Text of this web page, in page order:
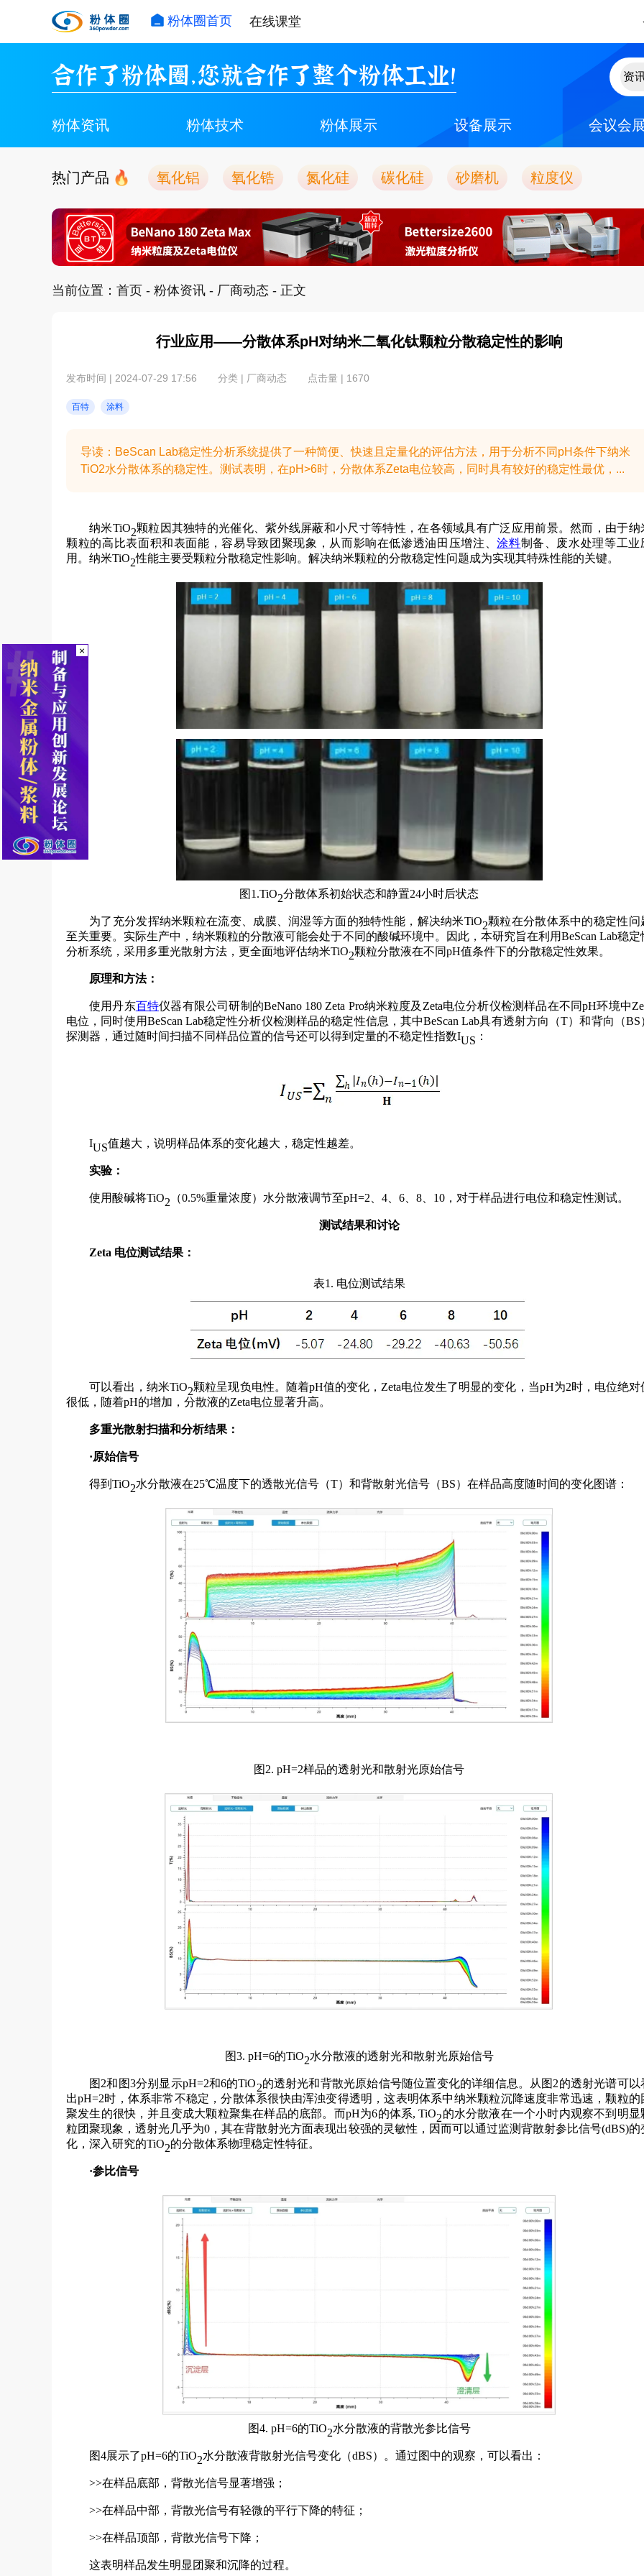
粉体圈首页 在线课堂
合作了粉体圈，您就合作了整个粉体工业！
粉体资讯 粉体技术 粉体展示 设备展示 会议会
热门产品 氧化铝 氧化锆 氮化硅 碳化硅 砂磨机 粒度仪
当前位置： 首页 - 粉体资讯 - 厂商动态 - 正文
行业应用——分散体系pH对纳米二氧化钛颗粒分散稳定性的影响
发布时间 | 2024-07-29 17:56 分类 | 厂商动态 点击量 | 1670
百特 涂料
导读：BeScan Lab稳定性分析系统提供了一种简便、快速且定量化的评估方法，用于分析不同pH条件下纳米
TiO2水分散体系的稳定性。测试表明，在pH>6时，分散体系Zeta电位较高，同时具有较好的稳定性最优，...
纳米TiO2颗粒因其独特的光催化、紫外线屏蔽和小尺寸等特性，在各领域具有广泛应用前景。然而，由于纳
颗粒的高比表面积和表面能，容易导致团聚现象，从而影响在低渗透油田压增注、涂料制备、废水处理等工业
用。纳米TiO2性能主要受颗粒分散稳定性影响。解决纳米颗粒的分散稳定性问题成为实现其特殊性能的关键。
图1.TiO2分散体系初始状态和静置24小时后状态
为了充分发挥纳米颗粒在流变、成膜、润湿等方面的独特性能，解决纳米TiO2颗粒在分散体系中的稳定性问
至关重要。实际生产中，纳米颗粒的分散液可能会处于不同的酸碱环境中。因此，本研究旨在利用BeScan Lab稳定
分析系统，采用多重光散射方法，更全面地评估纳米TiO2颗粒分散液在不同pH值条件下的分散稳定性效果。
原理和方法：
使用丹东百特仪器有限公司研制的BeNano 180 Zeta Pro纳米粒度及Zeta电位分析仪检测样品在不同pH环境中
电位，同时使用BeScan Lab稳定性分析仪检测样品的稳定性信息，其中BeScan Lab具有透射方向（T）和背向（BS
探测器，通过随时间扫描不同样品位置的信号还可以得到定量的不稳定性指数IUS ：
IUS值越大，说明样品体系的变化越大，稳定性越差。
实验：
使用酸碱将TiO2 （0.5%重量浓度）水分散液调节至pH=2、4、6、8、10，对于样品进行电位和稳定性测试。
测试结果和讨论
Zeta 电位测试结果：
表1. 电位测试结果
可以看出，纳米TiO2颗粒呈现负电性。随着pH值的变化，Zeta电位发生了明显的变化，当pH为2时，电位绝对
很低，随着pH的增加，分散液的Zeta电位显著升高。
多重光散射扫描和分析结果：
·原始信号
得到TiO2水分散液在25℃温度下的透散光信号（T）和背散射光信号（BS）在样品高度随时间的变化图谱：
图2. pH=2样品的透射光和散射光原始信号
图3. pH=6的TiO2水分散液的透射光和散射光原始信号
图2和图3分别显示pH=2和6的TiO2的透射光和背散光原始信号随位置变化的详细信息。从图2的透射光谱可以
出pH=2时，体系非常不稳定，分散体系很快由浑浊变得透明，这表明体系中纳米颗粒沉降速度非常迅速，颗粒的
聚发生的很快，并且变成大颗粒聚集在样品的底部。而pH为6的体系, TiO2的水分散液在一个小时内观察不到明显
粒团聚现象，透射光几乎为0，其在背散射光方面表现出较强的灵敏性，因而可以通过监测背散射参比信号(dBS)的
化，深入研究的TiO2的分散体系物理稳定性特征。
·参比信号
图4. pH=6的TiO2水分散液的背散光参比信号
图4展示了pH=6的TiO2水分散液背散射光信号变化（dBS）。通过图中的观察，可以看出：
>>在样品底部，背散光信号显著增强；
>>在样品中部，背散光信号有轻微的平行下降的特征；
>>在样品顶部，背散光信号下降；
这表明样品发生明显团聚和沉降的过程。
×